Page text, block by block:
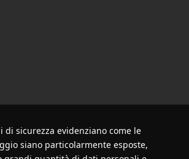
di sicurezza evidenziano come le
siano particolarmente esposte,